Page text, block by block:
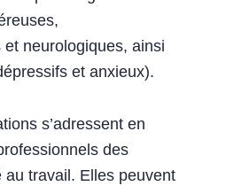
neurologiques, ainsi
et anxieux).
s’adressent en
des
au travail. Elles peuvent